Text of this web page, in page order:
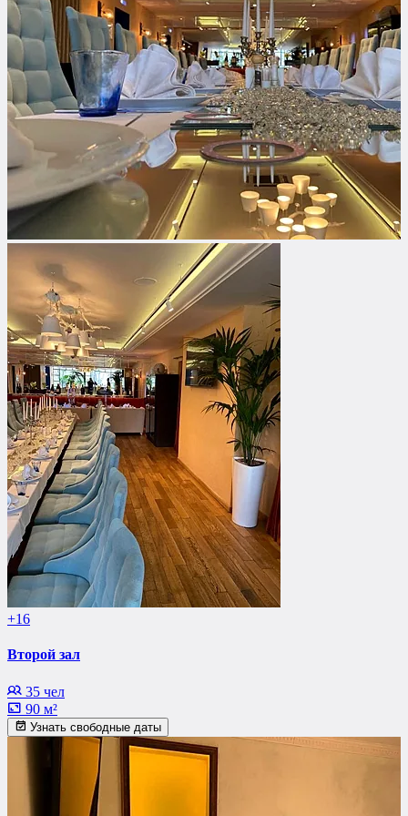
+16
Второй зал
35 чел
90 м²
Узнать свободные даты